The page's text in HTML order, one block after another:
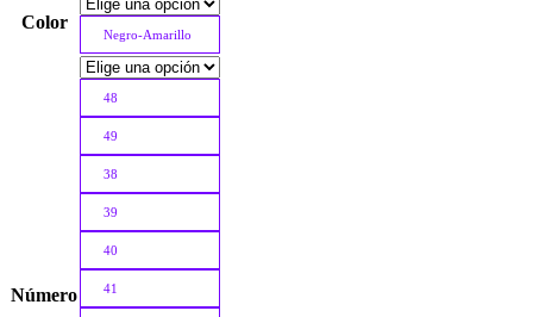
Color
Negro-Amarillo
Número
48
49
38
39
40
41